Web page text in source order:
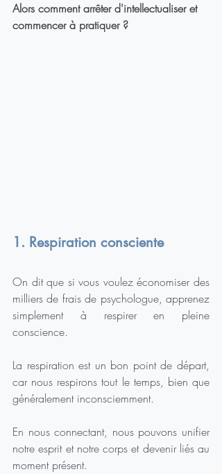
Alors comment arrêter d'intellectualiser et
commencer à pratiquer ?
1. Respiration consciente
On dit que si vous voulez économiser des
milliers de frais de psychologue, apprenez
simplement à respirer en pleine
conscience.
La respiration est un bon point de départ,
car nous respirons tout le temps, bien que
généralement inconsciemment.
En nous connectant, nous pouvons unifier
notre esprit et notre corps et devenir liés au
moment présent.